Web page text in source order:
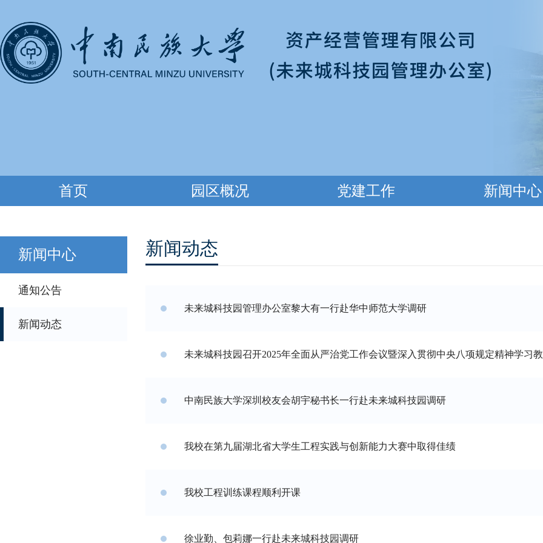
首页 园区概况 党建工作 新闻中心
新闻中心
通知公告
新闻动态
新闻动态
未来城科技园管理办公室黎大有一行赴华中师范大学调研
未来城科技园召开2025年全面从严治党工作会议​暨深入贯彻中央八项规定精神学习
中南民族大学深圳校友会胡宇秘书长一行赴未来城科技园调研
我校在第九届湖北省大学生工程实践与创新能力大赛中取得佳绩
我校工程训练课程顺利开课
徐业勤、包莉娜一行赴未来城科技园调研